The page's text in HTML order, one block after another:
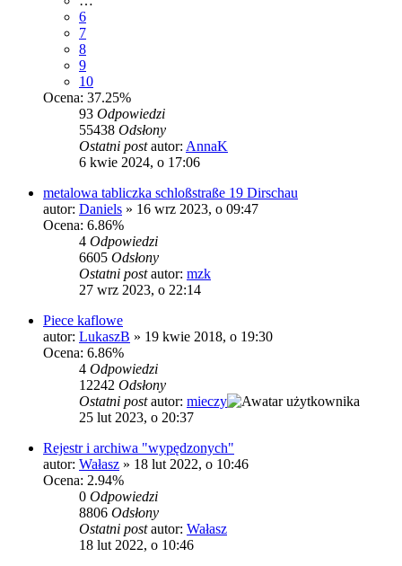
6
7
8
9
10
Ocena: 37.25%
93 Odpowiedzi
55438 Odsłony
Ostatni postautor: AnnaK
6 kwie 2024, o 17:06
metalowa tabliczka schloßstraße 19 Dirschau
autor: Daniels » 16 wrz 2023, o 09:47
Ocena: 6.86%
4 Odpowiedzi
6605 Odsłony
Ostatni postautor: mzk
27 wrz 2023, o 22:14
Piece kaflowe
autor: LukaszB » 19 kwie 2018, o 19:30
Ocena: 6.86%
4 Odpowiedzi
12242 Odsłony
Ostatni postautor: mieczy
25 lut 2023, o 20:37
Rejestr i archiwa "wypędzonych"
autor: Wałasz » 18 lut 2022, o 10:46
Ocena: 2.94%
0 Odpowiedzi
8806 Odsłony
Ostatni postautor: Wałasz
18 lut 2022, o 10:46